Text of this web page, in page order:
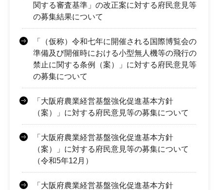
関する審査基準」の改正案に対する府民意見等
の募集結果について
「（仮称）令和七年に開催される国際博覧会の
準備及び開催時における小型無人機等の飛行の
禁止に関する条例（案）」に対する府民意見等
の募集について
「大阪府農業経営基盤強化促進基本方針
（案）」に対する府民意見等の募集について
「大阪府農業経営基盤強化促進基本方針
（案）」に対する府民意見等の募集について
（令和5年12月）
「大阪府農業経営基盤強化促進基本方針